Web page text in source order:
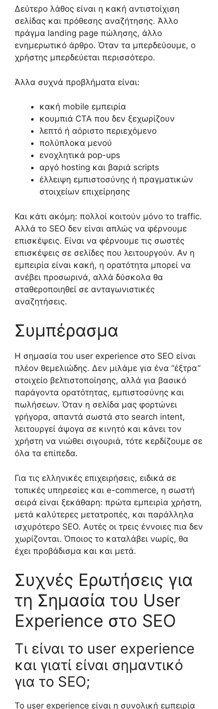
Δεύτερο λάθος είναι η κακή αντιστοίχιση
σελίδας και πρόθεσης αναζήτησης. Άλλο
πράγμα landing page πώλησης, άλλο
ενημερωτικό άρθρο. Όταν τα μπερδεύουμε, ο
χρήστης μπερδεύεται περισσότερο.
Άλλα συχνά προβλήματα είναι:
κακή mobile εμπειρία
κουμπιά CTA που δεν ξεχωρίζουν
λεπτό ή αόριστο περιεχόμενο
πολύπλοκα μενού
ενοχλητικά pop-ups
αργό hosting και βαριά scripts
έλλειψη εμπιστοσύνης ή πραγματικών
στοιχείων επιχείρησης
Και κάτι ακόμη: πολλοί κοιτούν μόνο το traffic.
Αλλά το SEO δεν είναι απλώς να φέρνουμε
επισκέψεις. Είναι να φέρνουμε τις σωστές
επισκέψεις σε σελίδες που λειτουργούν. Αν η
εμπειρία είναι κακή, η ορατότητα μπορεί να
ανέβει προσωρινά, αλλά δύσκολα θα
σταθεροποιηθεί σε ανταγωνιστικές
αναζητήσεις.
Συμπέρασμα
Η σημασία του user experience στο SEO είναι
πλέον θεμελιώδης. Δεν μιλάμε για ένα “έξτρα”
στοιχείο βελτιστοποίησης, αλλά για βασικό
παράγοντα ορατότητας, εμπιστοσύνης και
πωλήσεων. Όταν η σελίδα μας φορτώνει
γρήγορα, απαντά σωστά στο search intent,
λειτουργεί άψογα σε κινητό και κάνει τον
χρήστη να νιώθει σιγουριά, τότε κερδίζουμε σε
όλα τα επίπεδα.
Για τις ελληνικές επιχειρήσεις, ειδικά σε
τοπικές υπηρεσίες και e-commerce, η σωστή
σειρά είναι ξεκάθαρη: πρώτα εμπειρία χρήστη,
μετά καλύτερες μετατροπές, και παράλληλα
ισχυρότερο SEO. Αυτές οι τρεις έννοιες πια δεν
χωρίζονται. Όποιος το καταλάβει νωρίς, θα
έχει προβάδισμα και και μετά.
Συχνές Ερωτήσεις για
τη Σημασία του User
Experience στο SEO
Τι είναι το user experience
και γιατί είναι σημαντικό
για το SEO;
Το user experience είναι η συνολική εμπειρία